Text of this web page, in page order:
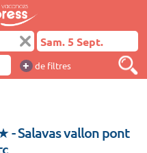
+ de filtres
- Salavas vallon pont